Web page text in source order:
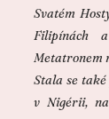
Svatém
Filipínách
Metatronem
Stala se
v Nigérii,